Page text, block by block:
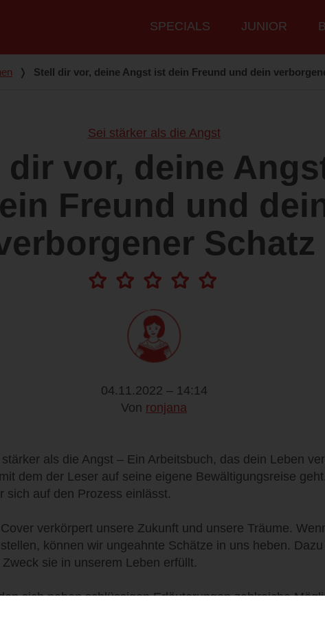
Hauptmenü
SPECIALS JUNIOR
❭ Stell dir vor, deine Angst ist dein Freund und dein
Sei stärker als die Angst
dir vor, deine
Freund und
Schatz
04.11.2022 – 14:14
Von ronjana
als die Angst – Ein Arbeitsbuch, das dein Leben
dem der Leser auf seine eigene Bewältigungsreise
sich auf den Prozess einlässt.
verkörpert unsere Zukunft und unsere Träume.
können wir ungeahnte Schätze in uns heben.
sie in unserem Leben erfüllt.
sich neben schlüssigen Erläuterungen zahlreiche